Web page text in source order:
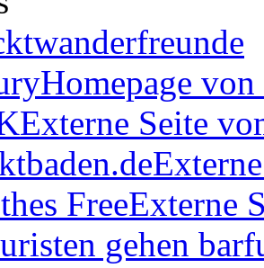
Homepage
Externe Seite
FreeExterne
gehen